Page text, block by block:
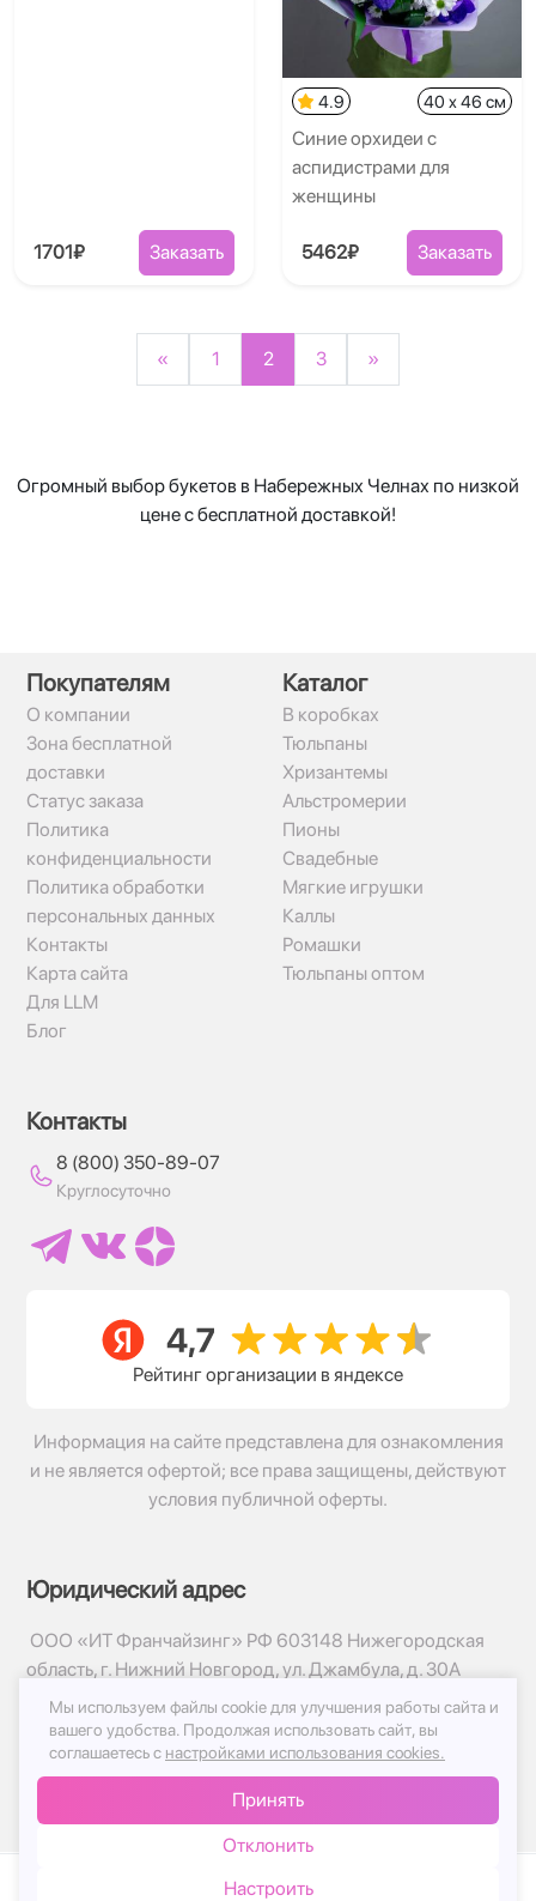
1701₽ Заказать
4.9 40 x 46 см
Синие орхидеи с
аспидистрами для
женщины
5462₽ Заказать
« 1 2 3 »
Огромный выбор букетов в Набережных Челнах по низкой
цене с бесплатной доставкой!
Покупателям
О компании
Зона бесплатной
доставки
Статус заказа
Политика
конфиденциальности
Политика обработки
персональных данных
Контакты
Карта сайта
Для LLM
Блог
Каталог
В коробках
Тюльпаны
Хризантемы
Альстромерии
Пионы
Свадебные
Мягкие игрушки
Каллы
Ромашки
Тюльпаны оптом
Контакты
8 (800) 350-89-07
Круглосуточно
Рейтинг организации в яндексе
Информация на сайте представлена для ознакомления
и не является офертой; все права защищены, действуют
условия публичной оферты.
Юридический адрес
ООО «ИТ Франчайзинг» РФ 603148 Нижегородская
область, г. Нижний Новгород, ул. Джамбула, д. 30А
© 2017-2026г, База Цветов 24.ру
Политика конфиденциальности
Публичная оферта
Мы используем файлы cookie для улучшения работы сайта и
вашего удобства. Продолжая использовать сайт, вы
соглашаетесь с настройками использования cookies.
Принять
Отклонить
Настроить